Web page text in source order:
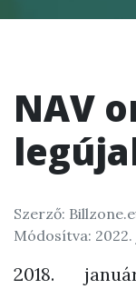
NAV
Szerző:
Módosítva: 2022.
2018.